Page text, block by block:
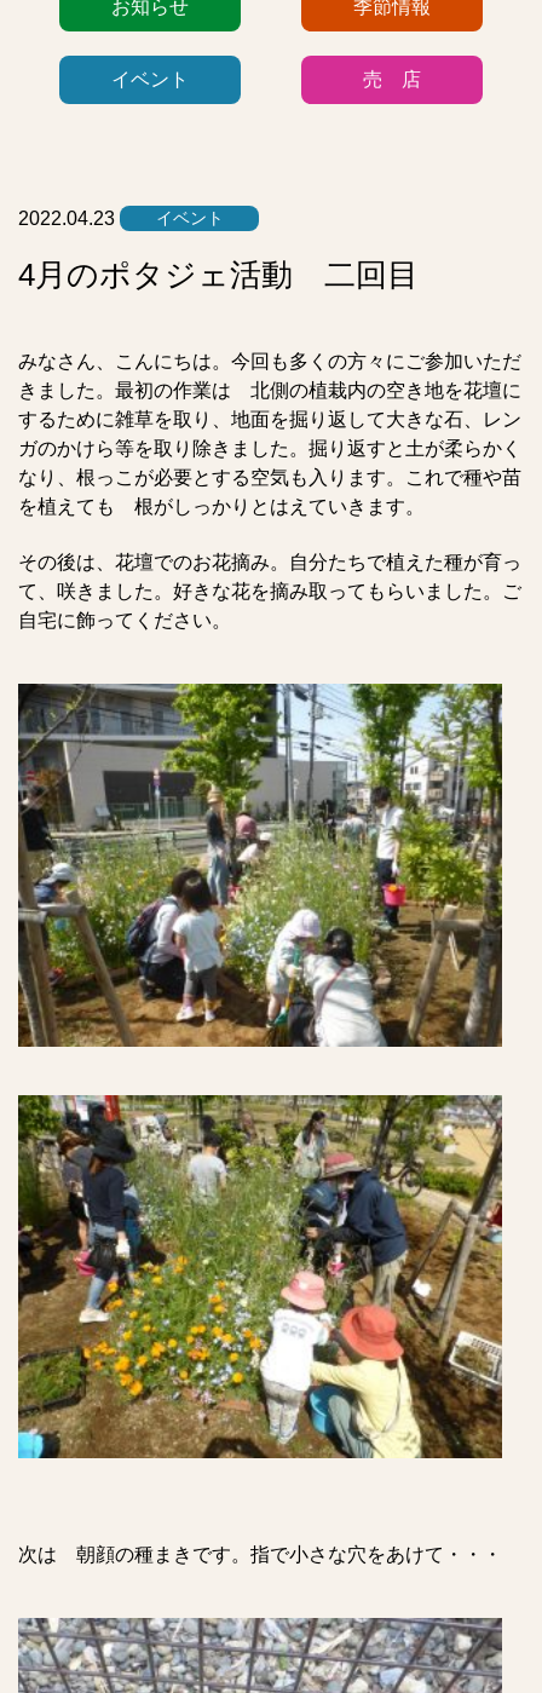
お知らせ 季節情報
イベント 売 店
2022.04.23 イベント
4月のポタジェ活動 二回目
みなさん、こんにちは。今回も多くの方々にご参加いただ
きました。 最初の作業は 北側の植栽内の空き地を花壇に
するために雑草を取り、地面を掘り返して大きな石、レン
ガのかけら等を取り除きました。掘り返すと土が柔らかく
なり、根っこが必要とする空気も入ります。これで種や苗
を植えても 根がしっかりとはえていきます。
その後は、花壇でのお花摘み。自分たちで植えた種が育っ
て、咲きました。好きな花を摘み取ってもらいました。ご
自宅に飾ってください。
次は 朝顔の種まきです。指で小さな穴をあけて・・・